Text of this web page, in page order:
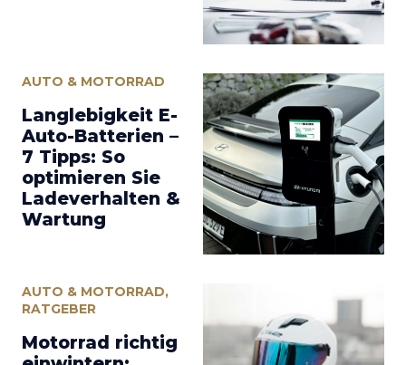
AUTO & MOTORRAD
Langlebigkeit E-
Auto-Batterien –
7 Tipps: So
optimieren Sie
Ladeverhalten &
Wartung
AUTO & MOTORRAD,
RATGEBER
Motorrad richtig